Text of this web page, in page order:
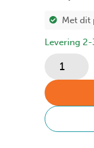
Met dit
Levering